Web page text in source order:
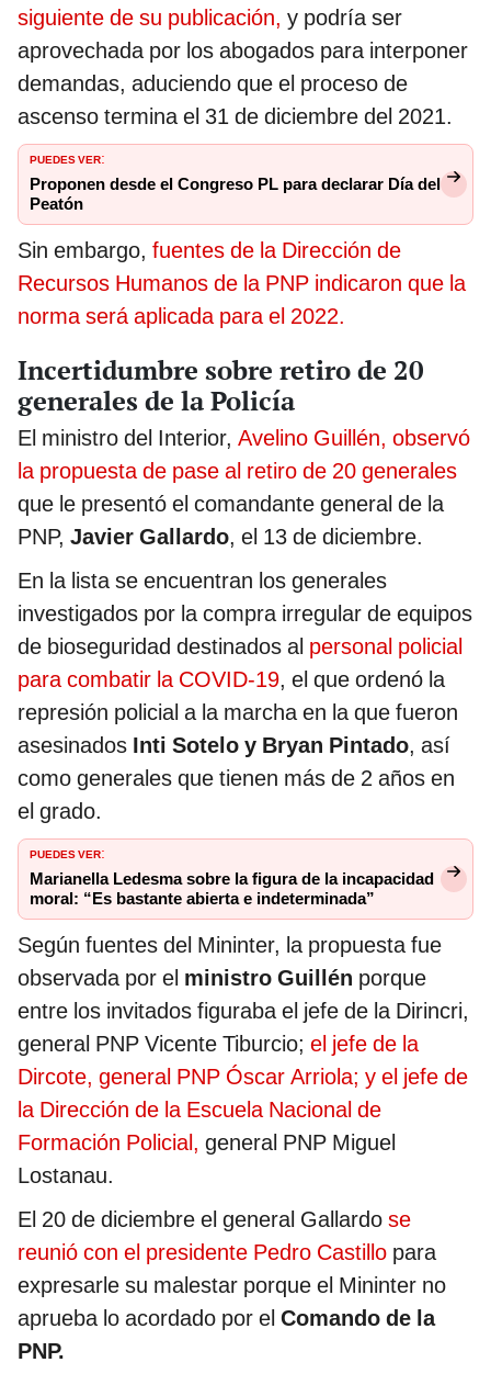
siguiente de su publicación, y podría ser
aprovechada por los abogados para interponer
demandas, aduciendo que el proceso de
ascenso termina el 31 de diciembre del 2021.
PUEDES VER:
Proponen desde el Congreso PL para declarar Día del
Peatón
Sin embargo, fuentes de la Dirección de
Recursos Humanos de la PNP indicaron que la
norma será aplicada para el 2022.
Incertidumbre sobre retiro de 20
generales de la Policía
El ministro del Interior, Avelino Guillén, observó
la propuesta de pase al retiro de 20 generales
que le presentó el comandante general de la
PNP, Javier Gallardo, el 13 de diciembre.
En la lista se encuentran los generales
investigados por la compra irregular de equipos
de bioseguridad destinados al personal policial
para combatir la COVID-19, el que ordenó la
represión policial a la marcha en la que fueron
asesinados Inti Sotelo y Bryan Pintado, así
como generales que tienen más de 2 años en
el grado.
PUEDES VER:
Marianella Ledesma sobre la figura de la incapacidad
moral: “Es bastante abierta e indeterminada”
Según fuentes del Mininter, la propuesta fue
observada por el ministro Guillén porque
entre los invitados figuraba el jefe de la Dirincri,
general PNP Vicente Tiburcio; el jefe de la
Dircote, general PNP Óscar Arriola; y el jefe de
la Dirección de la Escuela Nacional de
Formación Policial, general PNP Miguel
Lostanau.
El 20 de diciembre el general Gallardo se
reunió con el presidente Pedro Castillo para
expresarle su malestar porque el Mininter no
aprueba lo acordado por el Comando de la
PNP.